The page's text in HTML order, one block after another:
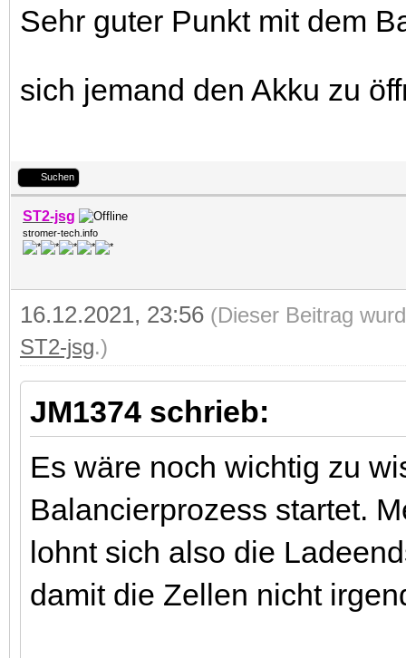
Sehr guter Punkt mit dem
sich jemand den Akku zu
Suchen
ST2-jsg
stromer-tech.info
16.12.2021, 23:56 (Dieser Beitrag
ST2-jsg.)
JM1374 schrieb:
Es wäre noch wichtig zu
Balancierprozess startet.
lohnt sich also die
damit die Zellen nicht